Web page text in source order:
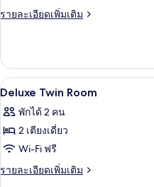
รายละเอียดเพิ่มเติม
ราย
เกี่ยว
กับ
Prestige
เปิด
ภาพถ่าย
ทั้งหมด
ของ
Deluxe
11
Deluxe Twin Room
พักได้ 2 คน
2 เตียงเดี่ยว
Wi-Fi ฟรี
รายละเอียดเพิ่มเติม
ราย